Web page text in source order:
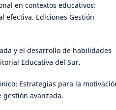
en contextos educativos:
efectiva. Ediciones Gestión
y el desarrollo de habilidades
Educativa del Sur.
Estrategias para la
gestión avanzada.